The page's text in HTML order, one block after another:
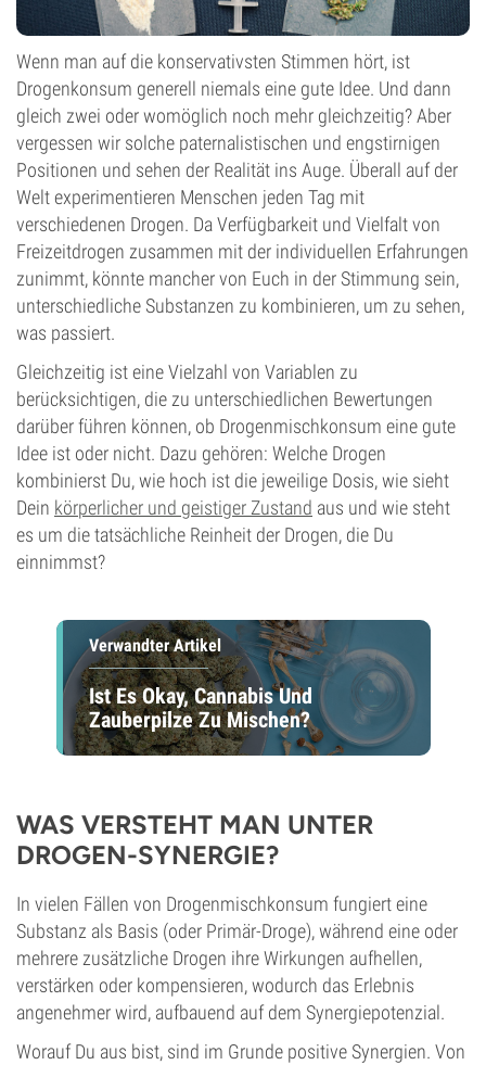
Wenn man auf die konservativsten Stimmen hört, ist
Drogenkonsum generell niemals eine gute Idee. Und dann
gleich zwei oder womöglich noch mehr gleichzeitig? Aber
vergessen wir solche paternalistischen und engstirnigen
Positionen und sehen der Realität ins Auge. Überall auf der
Welt experimentieren Menschen jeden Tag mit
verschiedenen Drogen. Da Verfügbarkeit und Vielfalt von
Freizeitdrogen zusammen mit der individuellen Erfahrungen
zunimmt, könnte mancher von Euch in der Stimmung sein,
unterschiedliche Substanzen zu kombinieren, um zu sehen,
was passiert.
Gleichzeitig ist eine Vielzahl von Variablen zu
berücksichtigen, die zu unterschiedlichen Bewertungen
darüber führen können, ob Drogenmischkonsum eine gute
Idee ist oder nicht. Dazu gehören: Welche Drogen
kombinierst Du, wie hoch ist die jeweilige Dosis, wie sieht
Dein körperlicher und geistiger Zustand aus und wie steht
es um die tatsächliche Reinheit der Drogen, die Du
einnimmst?
Verwandter Artikel
Ist Es Okay, Cannabis Und
Zauberpilze Zu Mischen?
WAS VERSTEHT MAN UNTER
DROGEN-SYNERGIE?
In vielen Fällen von Drogenmischkonsum fungiert eine
Substanz als Basis (oder Primär-Droge), während eine oder
mehrere zusätzliche Drogen ihre Wirkungen aufhellen,
verstärken oder kompensieren, wodurch das Erlebnis
angenehmer wird, aufbauend auf dem Synergiepotenzial.
Worauf Du aus bist, sind im Grunde positive Synergien. Von